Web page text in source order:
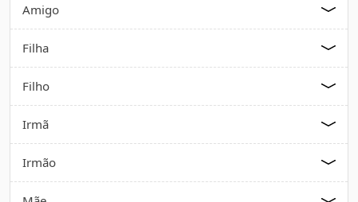
Amigo
Filha
Filho
Irmã
Irmão